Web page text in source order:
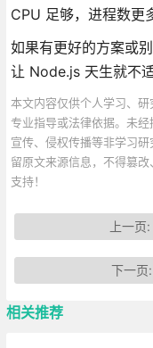
CPU 足够，进程数更
如果有更好的方案或
让 Node.js 天生就不
本文内容仅供个人学习、研
专业指导或法律依据。未
宣传、侵权传播等非学习
留原文来源信息，不得篡
支持！
上一页:
下一
相关推荐